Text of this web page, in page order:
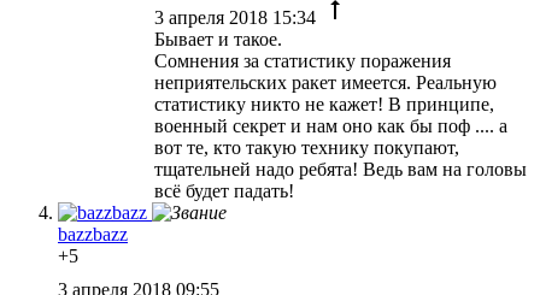
3 апреля 2018 15:34
Бывает и такое.
Сомнения за статистику поражения
неприятельских ракет имеется. Реальную
статистику никто не кажет! В принципе,
военный секрет и нам оно как бы поф .... а
вот те, кто такую технику покупают,
тщательней надо ребята! Ведь вам на головы
всё будет падать!
bazzbazz
+5
3 апреля 2018 09:55